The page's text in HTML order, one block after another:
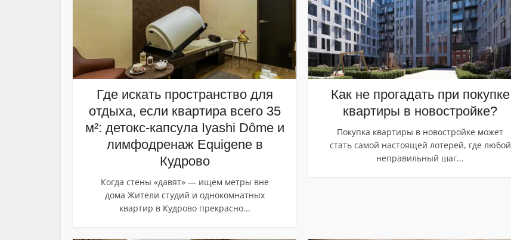
Где искать пространство для
отдыха, если квартира всего 35
м²: детокс-капсула Iyashi Dôme и
лимфодренаж Equigene в
Кудрово
Когда стены «давят» — ищем метры вне
дома Жители студий и однокомнатных
квартир в Кудрово прекрасно...
Как не прогадать при покупке
квартиры в новостройке?
Покупка квартиры в новостройке может
стать самой настоящей лотерей, где любой
неправильный шаг...